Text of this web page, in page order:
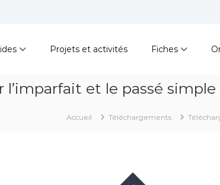
Projets et activités Fiches
et le passé
Accueil Téléchargements